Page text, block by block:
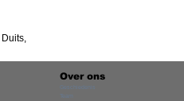
Over ons
Geschiedenis
Team